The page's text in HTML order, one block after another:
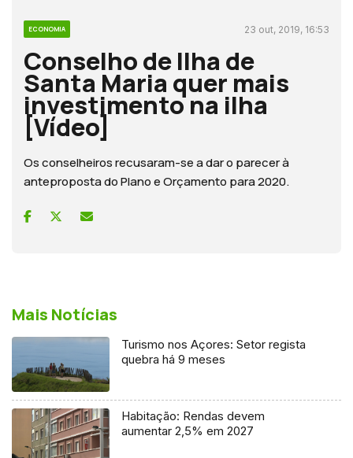
ECONOMIA 23 out, 2019, 16:53
Conselho de Ilha de
Santa Maria quer mais
investimento na ilha
[Vídeo]
Os conselheiros recusaram-se a dar o parecer à
anteproposta do Plano e Orçamento para 2020.
Mais Notícias
Turismo nos Açores: Setor regista
quebra há 9 meses
Habitação: Rendas devem
aumentar 2,5% em 2027